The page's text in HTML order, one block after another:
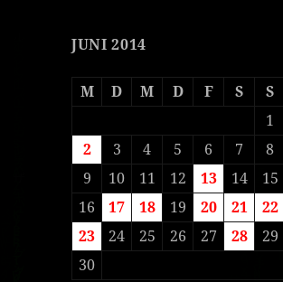
JUNI 2014
M D M D F S
S
1
2
3 4 5 6 7
8
9
10 11 12 13 14
15
16
17 18 19 20 21
22
23
24 25 26 27 28
29
30